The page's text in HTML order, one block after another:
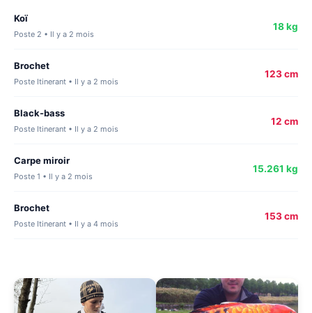
Koï
Poste 2 • Il y a 2 mois
18 kg
Brochet
Poste Itinerant • Il y a 2 mois
123 cm
Black-bass
Poste Itinerant • Il y a 2 mois
12 cm
Carpe miroir
Poste 1 • Il y a 2 mois
15.261 kg
Brochet
Poste Itinerant • Il y a 4 mois
153 cm